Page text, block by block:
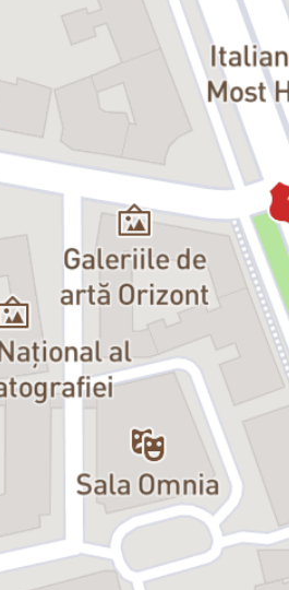
a cunoaște de ce... De ce suntem
de putere domină lumea?... iar
fie este manevrat cu grijă, fie
de putere, trebuie, ca prin natura
altă putere”.
– Montesquieu